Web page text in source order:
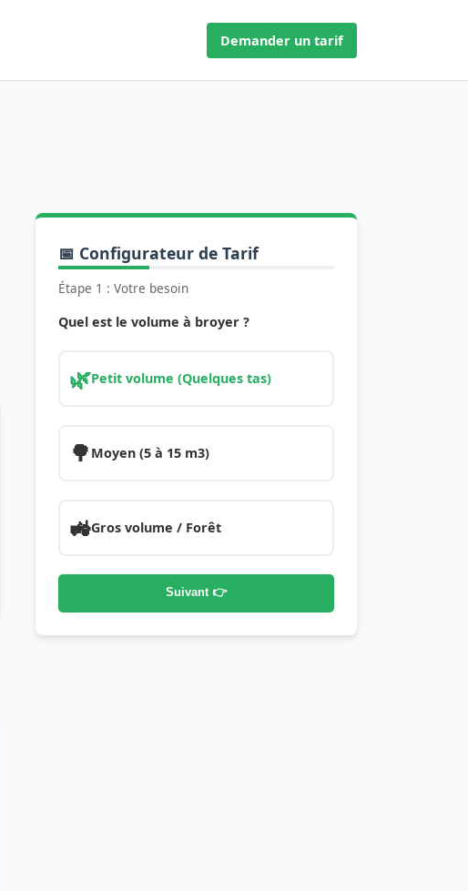
Demander un tarif
📅 Configurateur de Tarif
Étape 1 : Votre besoin
Quel est le volume à broyer ?
🌿Petit volume (Quelques tas)
🌳 Moyen (5 à 15 m3)
🚜Gros volume / Forêt
Suivant 👉